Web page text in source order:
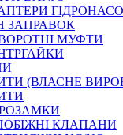
КАБІНИ
ЗАПРАВОК
МУФТИ
(ВЛАСНЕ
КЛАПАНИ